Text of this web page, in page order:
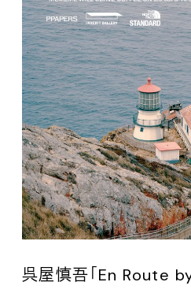
呉屋慎吾「En Route by